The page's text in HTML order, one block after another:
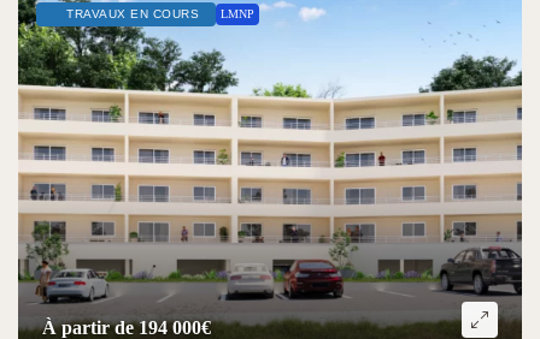
TRAVAUX EN COURS LMNP
À partir de 194 000€